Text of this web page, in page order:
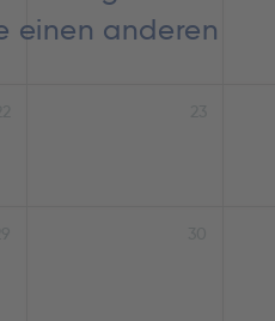
einen anderen